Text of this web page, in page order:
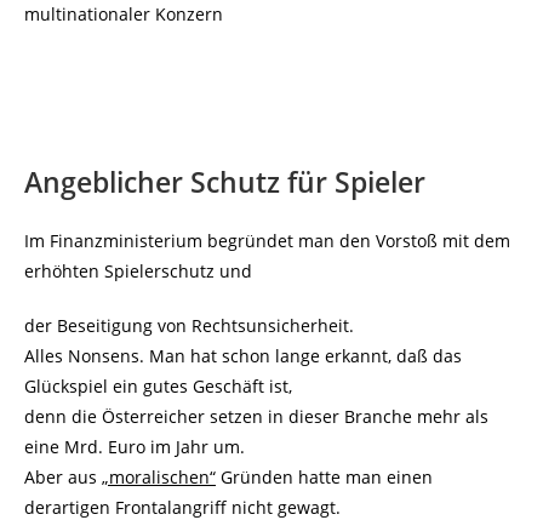
multinationaler Konzern
Angeblicher Schutz für Spieler
Im Finanzministerium begründet man den Vorstoß mit dem
erhöhten Spielerschutz und
der Beseitigung von Rechtsunsicherheit.
Alles Nonsens. Man hat schon lange erkannt, daß das
Glückspiel ein gutes Geschäft ist,
denn die Österreicher setzen in dieser Branche mehr als
eine Mrd. Euro im Jahr um.
Aber aus „moralischen“ Gründen hatte man einen
derartigen Frontalangriff nicht gewagt.